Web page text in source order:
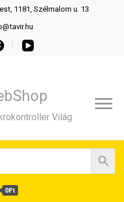
1181, Szélmalom u. 13
Világ
0Ft